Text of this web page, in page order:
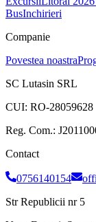
BusInchirieri
Companie
Povestea noastra
SC Lutasin SRL
CUI: RO-28059628
Reg. Com.:
Contact
0756140154
Str Republicii nr 5